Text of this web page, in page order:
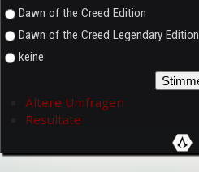
Dawn of the Creed Edition
Dawn of the Creed Legendary Edition
keine
Ältere Umfragen
Resultate